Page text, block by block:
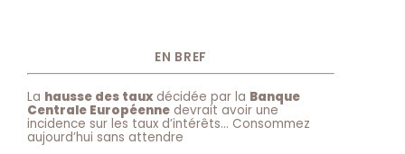
EN BREF
La hausse des taux décidée par la Banque
Centrale Européenne devrait avoir une
incidence sur les taux d’intérêts… Consommez
aujourd’hui sans attendre